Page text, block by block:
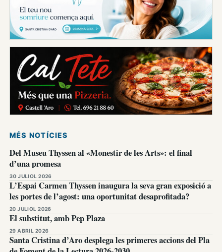
MÉS NOTÍCIES
Del Museu Thyssen al «Monestir de les Arts»: el final
d’una promesa
30 JULIOL 2026
L’Espai Carmen Thyssen inaugura la seva gran exposició a
les portes de l’agost: una oportunitat desaprofitada?
20 JULIOL 2026
El substitut, amb Pep Plaza
29 ABRIL 2026
Santa Cristina d’Aro desplega les primeres accions del Pla